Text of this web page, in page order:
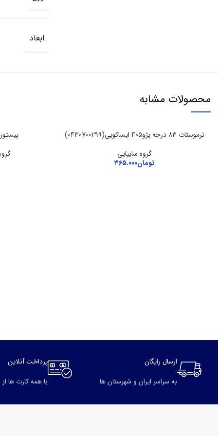
ابعاد
محصولات مشابه
ترموستات 83 درجه پژو405 ایساکویی(0430700299)
گروه سایپایی
تومان۳۶۵.۰۰۰
پیستون سایز 25
ارسال رایگان
به سراسر ایران و شهرستان ها
پرداخت آنلاین
با همه کارت ها